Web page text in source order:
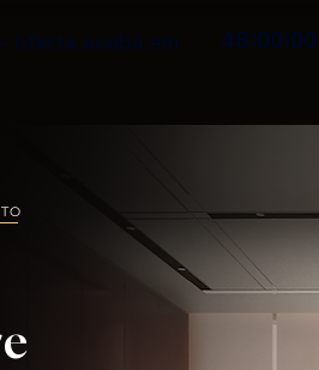
– oferta acaba em 48:00:00